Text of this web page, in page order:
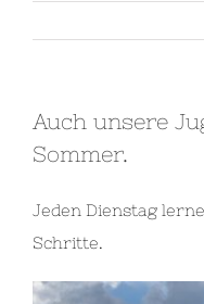
Auch unsere
Sommer.
Jeden Dienstag
Schritte.